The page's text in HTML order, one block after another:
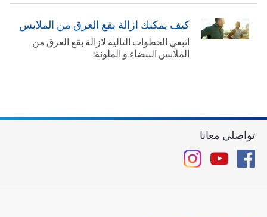
كيف يمكنك ازالة بقع العرق من الملابس
اتبعي الخطوات التالية لازالة بقع العرق من
الملابس البيضاء و الملونة:
تواصلي معانا
Facebook
YouTube
Instagram